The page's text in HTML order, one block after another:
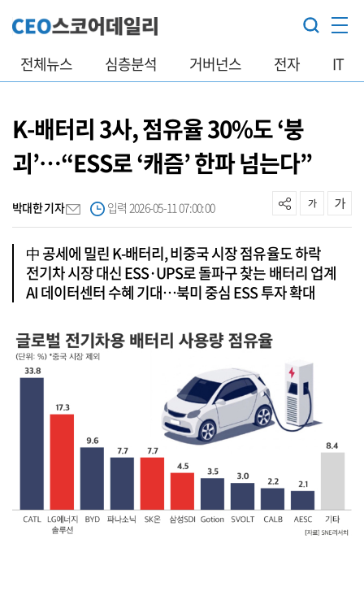
전체뉴스 심층분석 거버넌스 전자 IT
K-배터리 3사, 점유율 30%도 ‘붕
괴’…“ESS로 ‘캐즘’ 한파 넘는다”
박대한 기자 입력 2026-05-11 07:00:00
中 공세에 밀린 K-배터리, 비중국 시장 점유율도 하락
전기차 시장 대신 ESS·UPS로 돌파구 찾는 배터리 업계
AI 데이터센터 수혜 기대…북미 중심 ESS 투자 확대